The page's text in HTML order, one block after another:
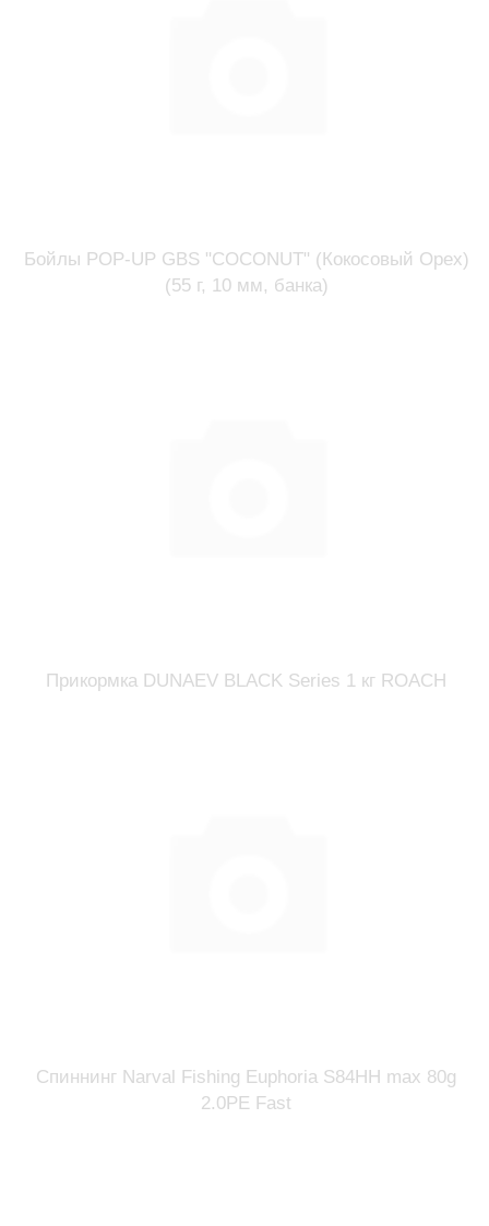
Бойлы POP-UP GBS "COCONUT" (Кокосовый Орех)
(55 г, 10 мм, банка)
Прикормка DUNAEV BLACK Series 1 кг ROАCH
Спиннинг Narval Fishing Euphoria S84HH max 80g
2.0PE Fast